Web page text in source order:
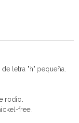
letra "h" pequeña.
rodio.
free.